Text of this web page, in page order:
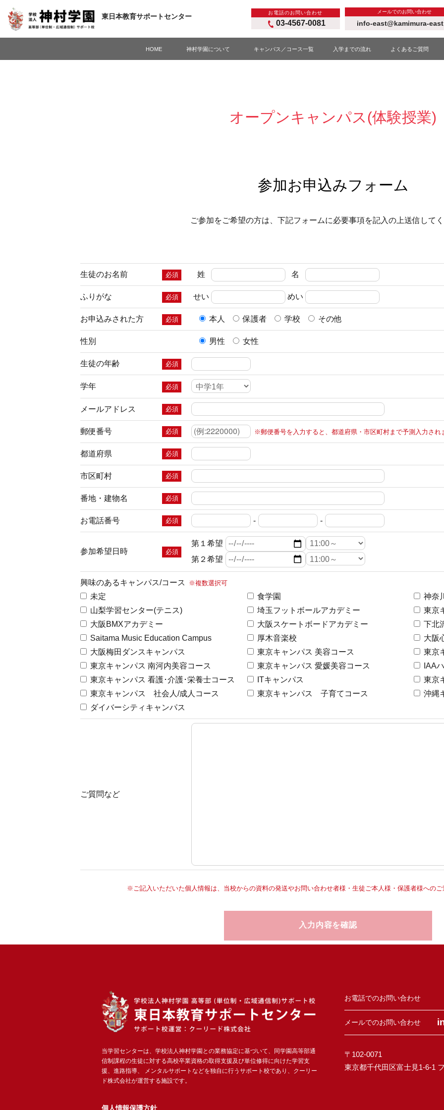
東日本教育サポートセンター お電話のお問い合わせ
03-4567-0081
メールでのお問い合わせ
info-east@kamimura-
HOME 神村学園について キャンパス／コース一覧 入学までの流れ よくあるご質問
オープンキャンパス(体験授業)
参加お申込みフォーム
ご参加をご希望の方は、下記フォームに必要事項を記入の上送信して
生徒のお名前 必須 姓 名
ふりがな 必須 せい めい
お申込みされた方 必須 本人 保護者 学校 その他
性別 男性 女性
生徒の年齢 必須
学年 必須
メールアドレス 必須
郵便番号 必須 ※郵便番号を入力すると、都道府県・市区町村まで予測入力され
都道府県 必須
市区町村 必須
番地・建物名 必須
お電話番号 必須 - -
参加希望日時 必須
第１希望
第２希望
興味のあるキャンパス/コース ※複数選択可
未定 食学園
神奈
山梨学習センター(テニス)
埼玉フットボールアカデミー
東京
大阪BMXアカデミー
大阪スケートボードアカデミー
下北
Saitama Music Education Campus
厚木音楽校
大阪
大阪梅田ダンスキャンパス
東京キャンパス 美容コース
東京
東京キャンパス 南河内美容コース
東京キャンパス 愛媛美容コース
IAA
東京キャンパス 看護･介護･栄養士コース
ITキャンパス
東京
東京キャンパス 社会人/成人コース
東京キャンパス 子育てコース
沖縄
ダイバーシティキャンパス
ご質問など
※ご記入いただいた個人情報は、 当校からの資料の発送やお問い合わせ者様 ・生徒ご本人様・保護者様への
当学習センターは、学校法人神村学園との業務協定に基づいて、同学園高等部通
信制課程の生徒に対する高校卒業資格の取得支援及び単位修得に向けた学習支
援、進路指導、 メンタルサポートなどを独自に行うサポート校であり、クーリー
ド株式会社が運営する施設です。
個人情報保護方針
お電話でのお問い合わせ
メールでのお問い合わせ
〒102-0071
東京都千代田区富士見1-6-1